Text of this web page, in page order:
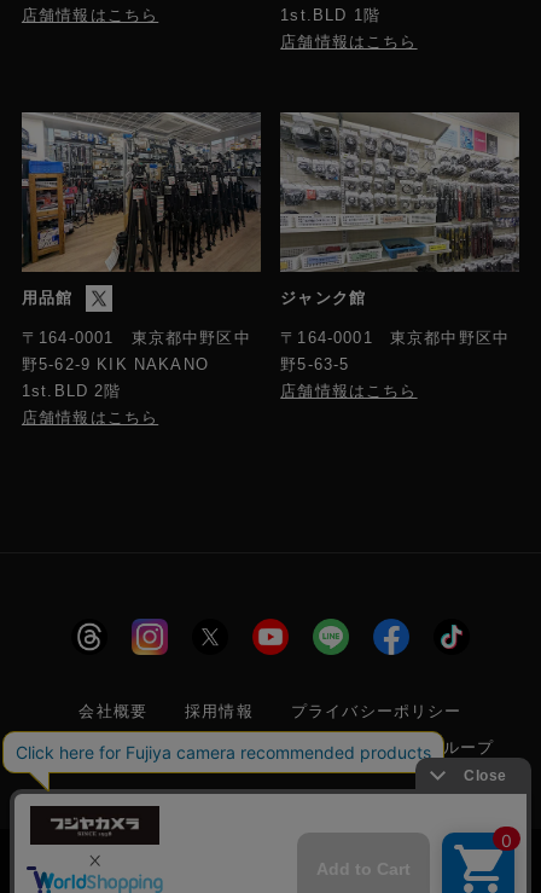
店舗情報はこちら
1st.BLD 1階
店舗情報はこちら
用品館
〒164-0001 東京都中野区中
野5-62-9 KIK NAKANO
1st.BLD 2階
店舗情報はこちら
ジャンク館
〒164-0001 東京都中野区中
野5-63-5
店舗情報はこちら
会社概要 採用情報
プライバシーポリシー
特定商取引に関する法律に基づく表示
フジヤグループ
商標登録 第5211024号 株式会社フジヤカメラ店 古物商許可番
号 東京都公安委員会 第304399601272号
当サイトでは利便性向上のためクッキー(Cookie)
を使用しています。クッキー(Cookie)の使用に関